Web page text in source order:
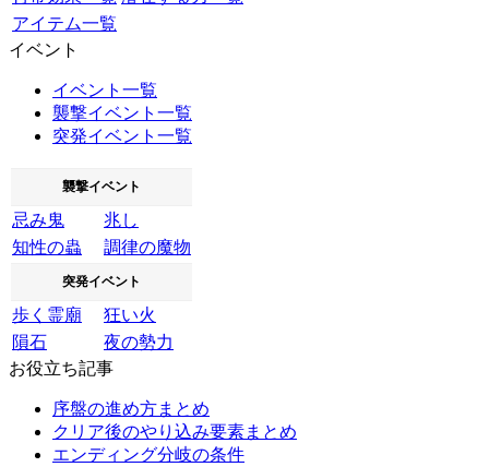
アイテム一覧
イベント
イベント一覧
襲撃イベント一覧
突発イベント一覧
襲撃イベント
忌み鬼
兆し
知性の蟲
調律の魔物
突発イベント
歩く霊廟
狂い火
隕石
夜の勢力
お役立ち記事
序盤の進め方まとめ
クリア後のやり込み要素まとめ
エンディング分岐の条件